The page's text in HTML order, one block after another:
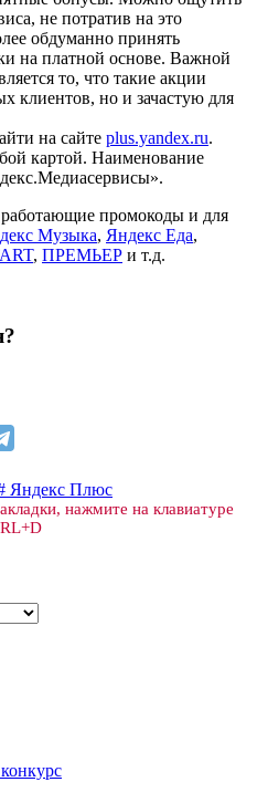
не потратив на это
обдуманно принять
на платной основе. Важной
то, что такие акции
клиентов, но и зачастую для
на сайте plus.yandex.ru.
картой. Наименование
промокоды и для
Музыка, Яндекс Еда,
, ПРЕМЬЕР и т.д.
Яндекс Плюс
нажмите на клавиатуре